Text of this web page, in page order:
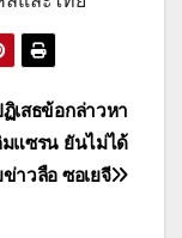
เสธข้อกล่าวหา
แซรน ยันไม่ได้
าวลือ ซอเยจี